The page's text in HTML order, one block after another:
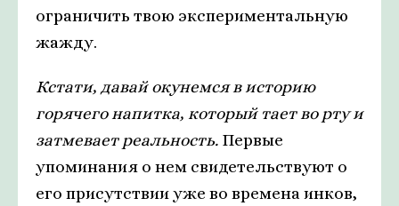
ограничить твою экспериментальную
жажду.
Кстати, давай окунемся в историю
горячего напитка, который тает во рту и
затмевает реальность. Первые
упоминания о нем свидетельствуют о
его присутствии уже во времена инков,